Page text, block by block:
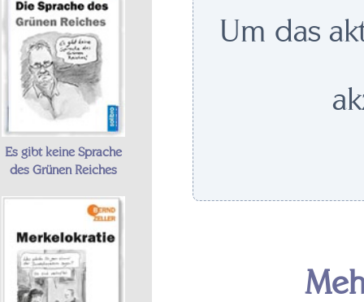
Es gibt keine Sprache
des Grünen Reiches
Um das